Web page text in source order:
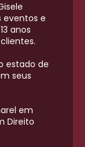
eventos e
anos
estado de
seus
em
Direito